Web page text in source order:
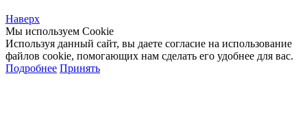
Наверх
Мы используем Cookie
Используя данный сайт, вы даете согласие на использование
файлов cookie, помогающих нам сделать его удобнее для вас.
Подробнее Принять